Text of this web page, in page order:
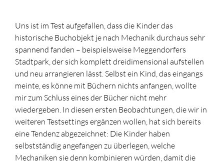
Uns ist im Test aufgefallen, dass die Kinder das
historische Buchobjekt je nach Mechanik durchaus sehr
spannend fanden – beispielsweise Meggendorfers
Stadtpark, der sich komplett dreidimensional aufstellen
und neu arrangieren lässt. Selbst ein Kind, das eingangs
meinte, es könne mit Büchern nichts anfangen, wollte
mir zum Schluss eines der Bücher nicht mehr
wiedergeben. In diesen ersten Beobachtungen, die wir in
weiteren Testsettings ergänzen wollen, hat sich bereits
eine Tendenz abgezeichnet: Die Kinder haben
selbstständig angefangen zu überlegen, welche
Mechaniken sie denn kombinieren würden, damit die